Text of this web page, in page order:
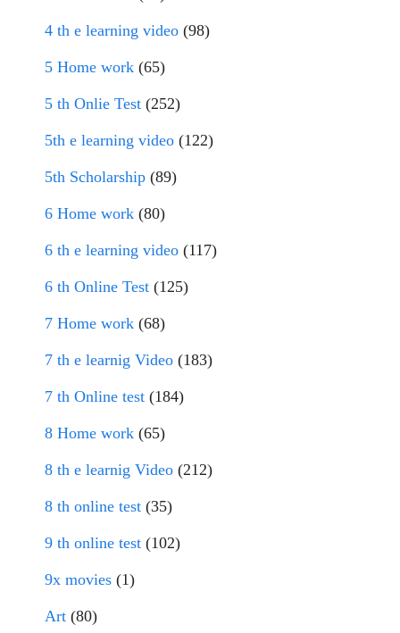
4 th e learning video (98)
5 Home work (65)
5 th Onlie Test (252)
5th e learning video (122)
5th Scholarship (89)
6 Home work (80)
6 th e learning video (117)
6 th Online Test (125)
7 Home work (68)
7 th e learnig Video (183)
7 th Online test (184)
8 Home work (65)
8 th e learnig Video (212)
8 th online test (35)
9 th online test (102)
9x movies (1)
Art (80)